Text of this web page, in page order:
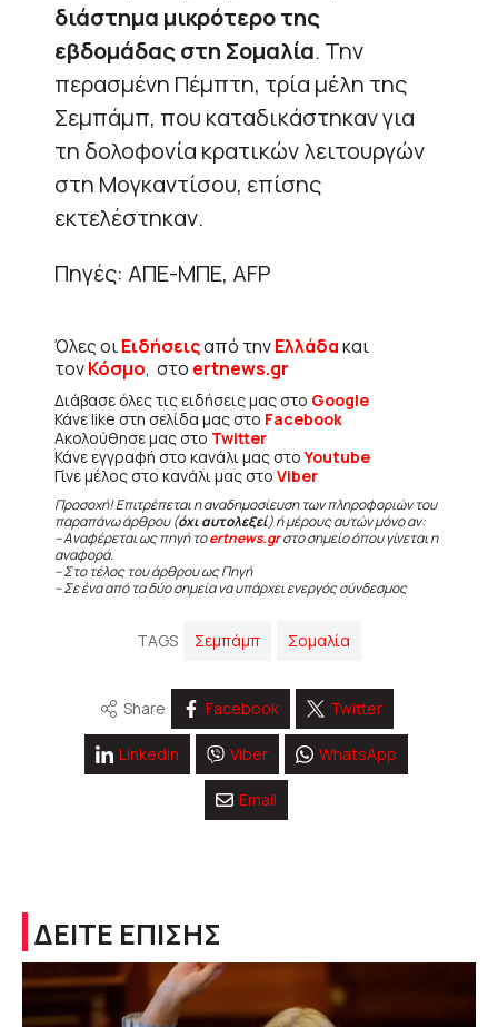
διάστημα μικρότερο της
εβδομάδας στη Σομαλία. Την
περασμένη Πέμπτη, τρία μέλη της
Σεμπάμπ, που καταδικάστηκαν για
τη δολοφονία κρατικών λειτουργών
στη Μογκαντίσου, επίσης
εκτελέστηκαν.
Πηγές: ΑΠΕ-ΜΠΕ, AFP
Όλες οιΕιδήσειςαπό τηνΕλλάδακαι
τονΚόσμο, στο ertnews.gr
Διάβασε όλες τις ειδήσεις μας στο Google
Κάνε like στη σελίδα μας στο Facebook
Ακολούθησε μας στο Twitter
Κάνε εγγραφή στο κανάλι μας στοYoutube
Γίνε μέλος στο κανάλι μας στο Viber
Προσοχή! Επιτρέπεται η αναδημοσίευση των πληροφοριών του
παραπάνω άρθρου (όχι αυτολεξεί) ή μέρους αυτών μόνο αν:
– Αναφέρεται ως πηγή τοertnews.grστο σημείο όπου γίνεται η
αναφορά.
– Στο τέλος του άρθρου ως Πηγή
– Σε ένα από τα δύο σημεία να υπάρχει ενεργός σύνδεσμος
TAGS Σεμπάμπ Σομαλία
Share Facebook Twitter
Linkedin Viber WhatsApp
Email
ΔΕΙΤΕ ΕΠΙΣΗΣ